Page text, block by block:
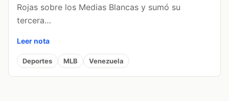
Rojas sobre los Medias Blancas y sumó su
tercera…
Leer nota
Deportes MLB Venezuela